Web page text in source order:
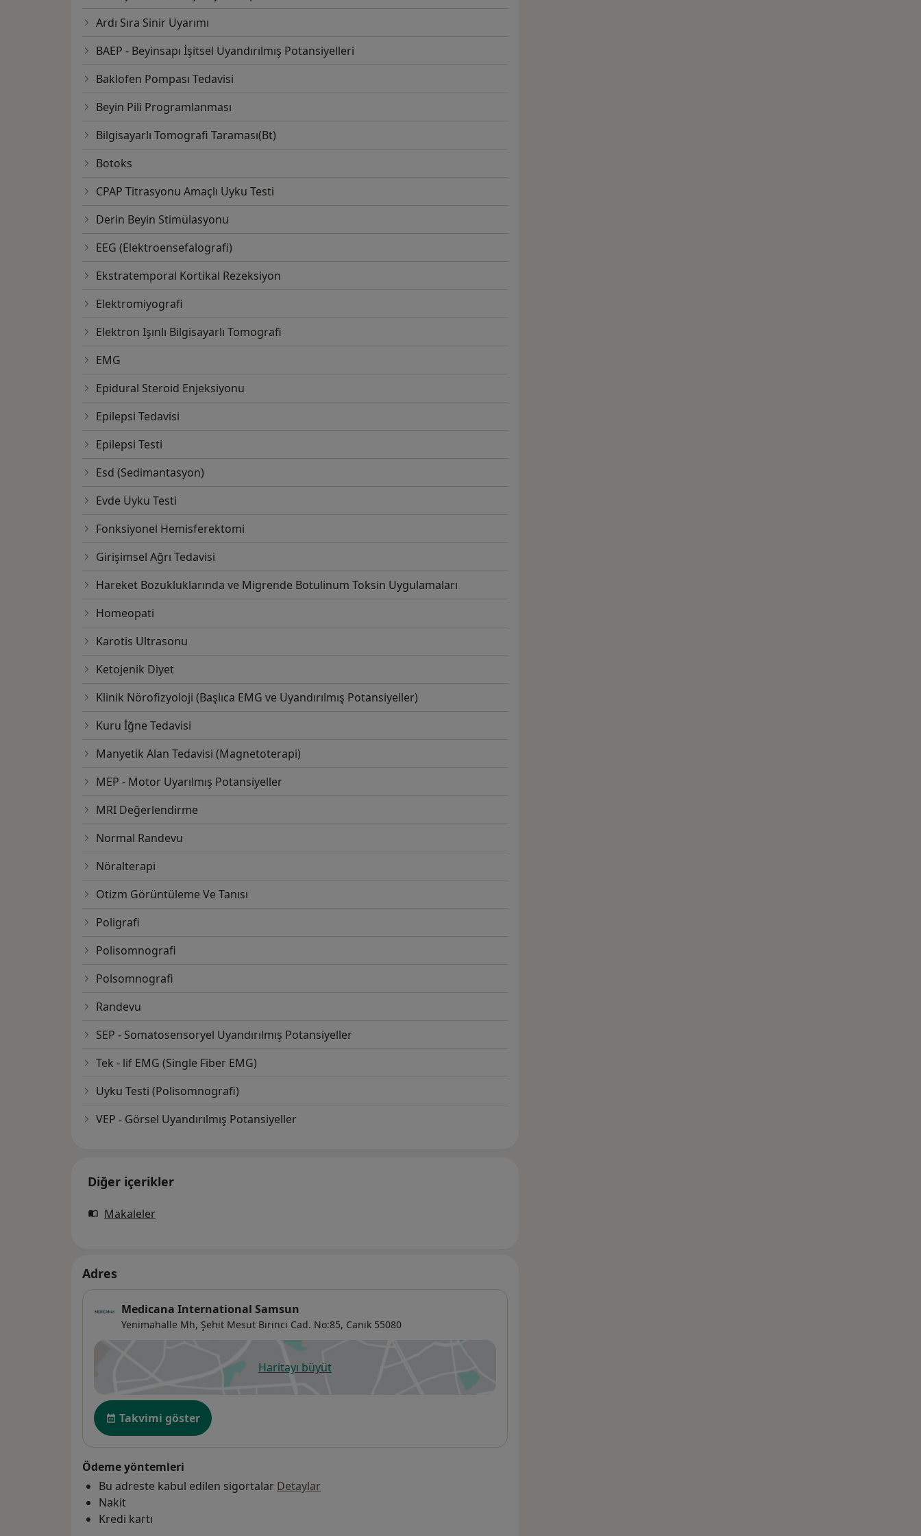
Ardı Sıra Sinir Uyarımı
BAEP - Beyinsapı İşitsel Uyandırılmış Potansiyelleri
Baklofen Pompası Tedavisi
Beyin Pili Programlanması
Bilgisayarlı Tomografi Taraması(Bt)
Botoks
CPAP Titrasyonu Amaçlı Uyku Testi
Derin Beyin Stimülasyonu
EEG (Elektroensefalografi)
Ekstratemporal Kortikal Rezeksiyon
Elektromiyografi
Elektron Işınlı Bilgisayarlı Tomografi
EMG
Epidural Steroid Enjeksiyonu
Epilepsi Tedavisi
Epilepsi Testi
Esd (Sedimantasyon)
Evde Uyku Testi
Fonksiyonel Hemisferektomi
Girişimsel Ağrı Tedavisi
Hareket Bozukluklarında ve Migrende Botulinum Toksin Uygulamaları
Homeopati
Karotis Ultrasonu
Ketojenik Diyet
Klinik Nörofizyoloji (Başlıca EMG ve Uyandırılmış Potansiyeller)
Kuru İğne Tedavisi
Manyetik Alan Tedavisi (Magnetoterapi)
MEP - Motor Uyarılmış Potansiyeller
MRI Değerlendirme
Normal Randevu
Nöralterapi
Otizm Görüntüleme Ve Tanısı
Poligrafi
Polisomnografi
Polsomnografi
Randevu
SEP - Somatosensoryel Uyandırılmış Potansiyeller
Tek - lif EMG (Single Fiber EMG)
Uyku Testi (Polisomnografi)
VEP - Görsel Uyandırılmış Potansiyeller
Diğer içerikler
Makaleler
Adres
Medicana International Samsun
Yenimahalle Mh, Şehit Mesut Birinci Cad. No:85, Canik 55080
Haritayı büyüt
yeni bir sekmede açılır
Uygunluk
Takvimi göster
Ödeme yöntemleri
Bu adreste kabul edilen sigortalar Detaylar
Nakit
Kredi kartı